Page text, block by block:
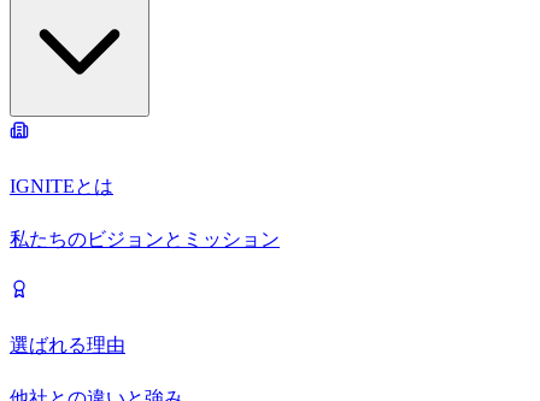
IGNITEとは
私たちのビジョンとミッション
選ばれる理由